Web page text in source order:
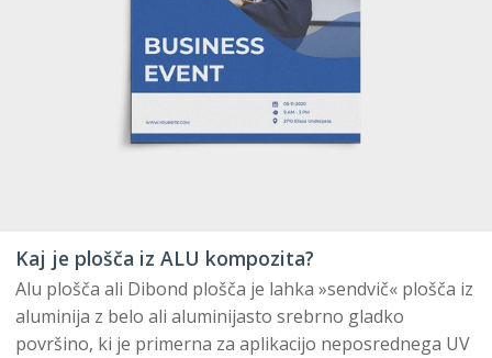
Kaj je plošča iz ALU kompozita?
Alu plošča ali Dibond plošča je lahka »sendvič« plošča iz
aluminija z belo ali aluminijasto srebrno gladko
površino, ki je primerna za aplikacijo neposrednega UV